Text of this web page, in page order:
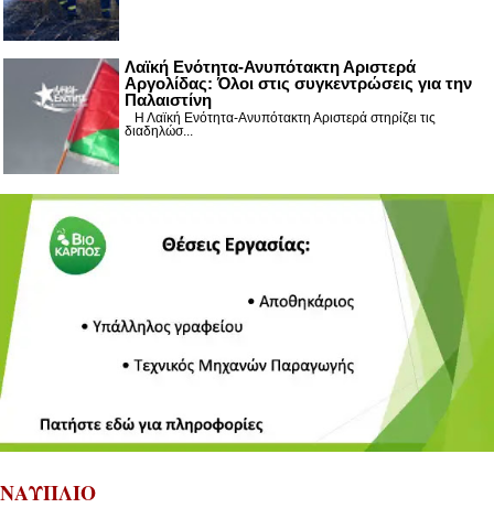
Λαϊκή Ενότητα-Ανυπότακτη Αριστερά
Αργολίδας: Όλοι στις συγκεντρώσεις για την
Παλαιστίνη
Η Λαϊκή Ενότητα-Ανυπότακτη Αριστερά στηρίζει τις
διαδηλώσ...
ΝΑΥΠΛΙΟ